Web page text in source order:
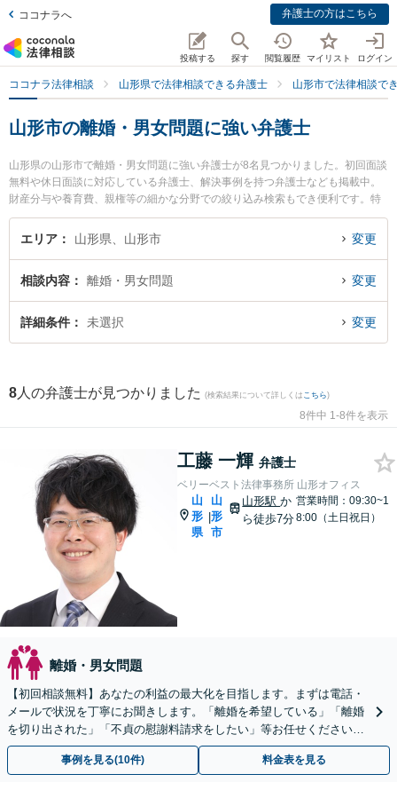
ココナラへ 弁護士の方はこちら
投稿する 探す 閲覧履歴 マイリスト ログイン
ココナラ法律相談 山形県で法律相談できる弁護士 山形市で法律相談で
山形市の離婚・男女問題に強い弁護士
山形県の山形市で離婚・男女問題に強い弁護士が8名見つかりました。初回面談
無料や休日面談に対応している弁護士、解決事例を持つ弁護士なども掲載中。
財産分与や養育費、親権等の細かな分野での絞り込み検索もでき便利です。特
にベリーベスト法律事務所 山形オフィスの工藤 一輝弁護士や樹氷の森法律事務
所の細江 大樹弁護士、及川法律事務所の及川 善大弁護士のプロフィール情報や
のトラブル解決の実績豊富な近くの弁護士を検索したい』『初回相談無料で離
婚・男女問題を法律相談できる山形市内の弁護士に相談予約したい』などでお
困りの相談者さんにおすすめです。
エリア 山形県、山形市 変更
相談内容 離婚・男女問題 変更
詳細条件 未選択 変更
8 人の弁護士が見つかりました (検索結果について詳しくは こちら)
8件中 1-8件を表示
工藤 一輝 弁護士
ベリーベスト法律事務所 山形オフィス
山
形
県
|
山
形
市
山形駅か
ら徒歩7分
営業時間：09:30~1
8:00（土日祝日）
離婚・男女問題
【初回相談無料】あなたの利益の最大化を目指します。まずは電話・
メールで状況を丁寧にお聞きします。「離婚を希望している」「離婚
を切り出された」「不貞の慰謝料請求をしたい」等お任せください。
【リーズナブルな料金設定】
事例を見る(10件) 料金表を見る